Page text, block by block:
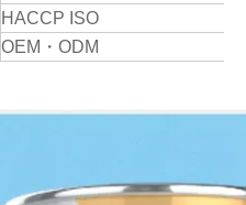
HACCP ISO
OEM・ODM